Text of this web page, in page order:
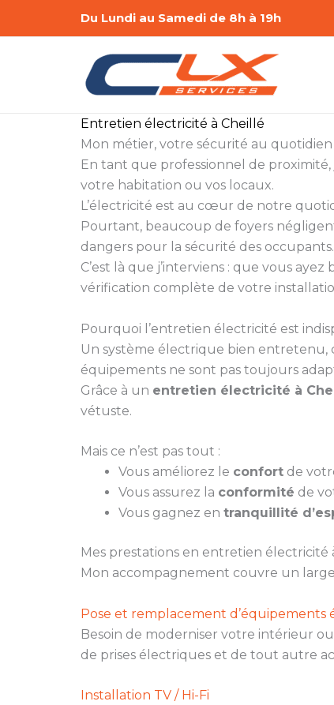
Du Lundi au Samedi de 8h à 19h
Entretien électricité à Cheillé
Mon métier, votre sécurité au quotidien
En tant que professionnel de proximité,
votre habitation ou vos locaux.
L’électricité est au cœur de notre
Pourtant, beaucoup de foyers
dangers pour la sécurité des occupants.
C’est là que j’interviens : que vous
vérification complète de votre
Pourquoi l’entretien électricité est
Un système électrique bien entretenu,
équipements ne sont pas toujours
Grâce à un entretien électricité à
vétuste.
Mais ce n’est pas tout :
Vous améliorez le confort de
Vous assurez la conformité de
Vous gagnez en tranquillité
Mes prestations en entretien électricité
Mon accompagnement couvre un
Pose et remplacement d’équipements
Besoin de moderniser votre intérieur
de prises électriques et de tout autre
Installation TV / Hi-Fi